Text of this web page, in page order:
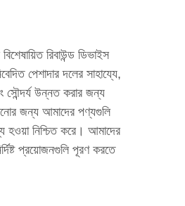
রিবাউন্ড ডিভাইস
পেশাদার দলের সাহায্যে,
সৌন্দর্য উন্নত করার জন্য
জন্য আমাদের পণ্যগুলি
হওয়া নিশ্চিত করে। আমাদের
প্রয়োজনগুলি পূরণ করতে